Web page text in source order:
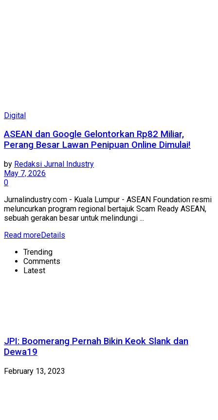
Digital
ASEAN dan Google Gelontorkan Rp82 Miliar,
Perang Besar Lawan Penipuan Online Dimulai!
by Redaksi Jurnal Industry
May 7, 2026
0
Jurnalindustry.com - Kuala Lumpur - ASEAN Foundation resmi
meluncurkan program regional bertajuk Scam Ready ASEAN,
sebuah gerakan besar untuk melindungi ...
Read moreDetails
Trending
Comments
Latest
JPI: Boomerang Pernah Bikin Keok Slank dan
Dewa19
February 13, 2023